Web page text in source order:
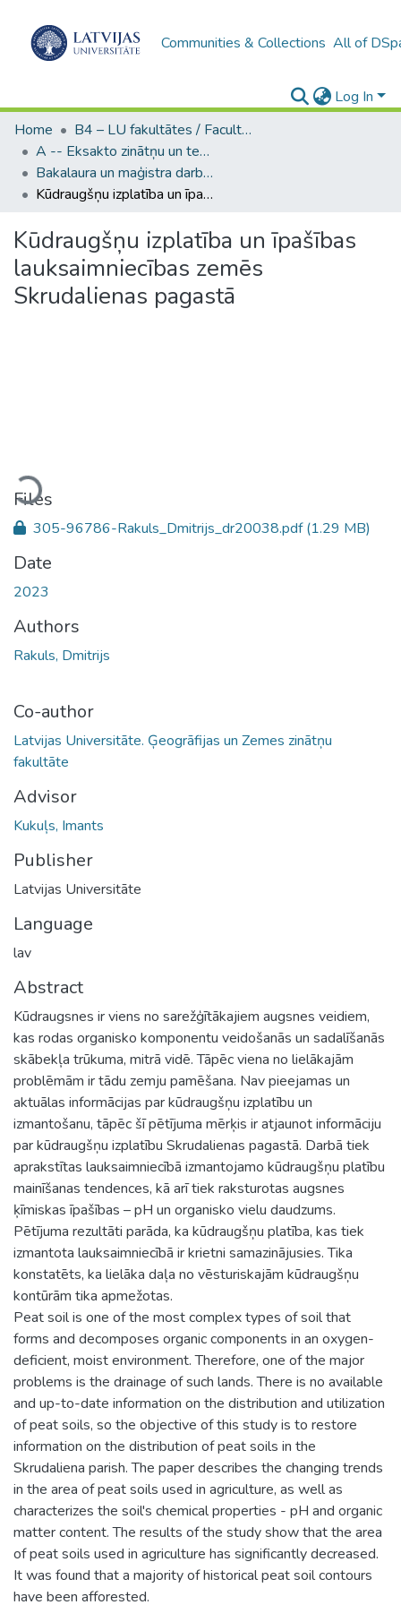
Communities & Collections All of
Log In
Home
B4 – LU fakultātes / Faculties of the UL
A -- Eksakto zinātņu un tehnoloģiju fakultāte / Faculty of Science and Technology
Bakalaura un maģistra darbi (EZTF) / Bachelor's and Master's theses
Kūdraugšņu izplatība un īpašības lauksaimniecības zemēs Skrudalienas pagastā
Kūdraugšņu izplatība un īpašības
lauksaimniecības zemēs
Skrudalienas pagastā
Loading...
Files
305-96786-Rakuls_Dmitrijs_dr20038.pdf(1.29 MB)
Date
2023
Authors
Rakuls, Dmitrijs
Co-author
Latvijas Universitāte. Ģeogrāfijas un Zemes zinātņu
fakultāte
Advisor
Kukuļs, Imants
Publisher
Latvijas Universitāte
Language
lav
Abstract
Kūdraugsnes ir viens no sarežģītākajiem augsnes veidiem,
kas rodas organisko komponentu veidošanās un sadalīšanās
skābekļa trūkuma, mitrā vidē. Tāpēc viena no lielākajām
problēmām ir tādu zemju pamēšana. Nav pieejamas un
aktuālas informācijas par kūdraugšņu izplatību un
izmantošanu, tāpēc šī pētījuma mērķis ir atjaunot informāciju
par kūdraugšņu izplatību Skrudalienas pagastā. Darbā tiek
aprakstītas lauksaimniecībā izmantojamo kūdraugšņu platību
mainīšanas tendences, kā arī tiek raksturotas augsnes
ķīmiskas īpašības – pH un organisko vielu daudzums.
Pētījuma rezultāti parāda, ka kūdraugšņu platība, kas tiek
izmantota lauksaimniecībā ir krietni samazinājusies. Tika
konstatēts, ka lielāka daļa no vēsturiskajām kūdraugšņu
kontūrām tika apmežotas.
Peat soil is one of the most complex types of soil that
forms and decomposes organic components in an oxygen-
deficient, moist environment. Therefore, one of the major
problems is the drainage of such lands. There is no available
and up-to-date information on the distribution and utilization
of peat soils, so the objective of this study is to restore
information on the distribution of peat soils in the
Skrudaliena parish. The paper describes the changing trends
in the area of peat soils used in agriculture, as well as
characterizes the soil's chemical properties - pH and organic
matter content. The results of the study show that the area
of peat soils used in agriculture has significantly decreased.
It was found that a majority of historical peat soil contours
have been afforested.